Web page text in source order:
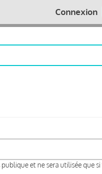
Connexion
et ne sera utilisée que